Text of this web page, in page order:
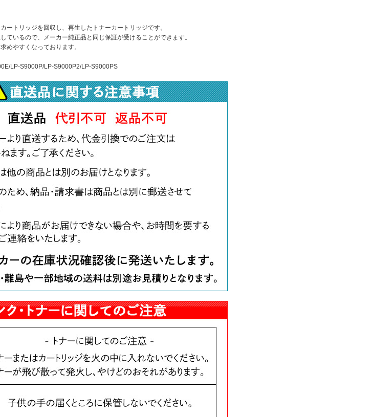
ートリッジを回収し、再生したトナーカートリッジです。
ているので、メーカー純正品と同じ保証が受けることができます。
めやすくなっております。
LP-S9000P/LP-S9000P2/LP-S9000PS